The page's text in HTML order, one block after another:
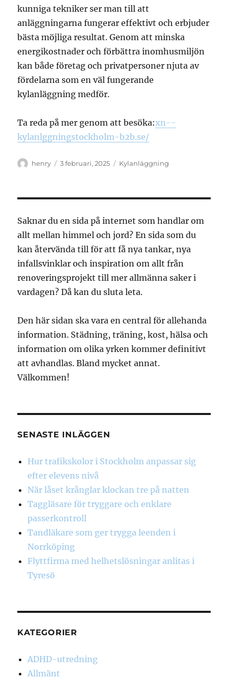
kunniga tekniker ser man till att
anläggningarna fungerar effektivt och erbjuder
bästa möjliga resultat. Genom att minska
energikostnader och förbättra inomhusmiljön
kan både företag och privatpersoner njuta av
fördelarna som en väl fungerande
kylanläggning medför.
Ta reda på mer genom att besöka:xn--
kylanlggningstockholm-b2b.se/
Författare
henry
Publicerat
3 februari, 2025 Kategorier
Kylanläggning
Saknar du en sida på internet som handlar om
allt mellan himmel och jord? En sida som du
kan återvända till för att få nya tankar, nya
infallsvinklar och inspiration om allt från
renoveringsprojekt till mer allmänna saker i
vardagen? Då kan du sluta leta.
Den här sidan ska vara en central för allehanda
information. Städning, träning, kost, hälsa och
information om olika yrken kommer definitivt
att avhandlas. Bland mycket annat.
Välkommen!
SENASTE INLÄGGEN
Hur trafikskolor i Stockholm anpassar sig
efter elevens nivå
När låset krånglar klockan tre på natten
Taggläsare för tryggare och enklare
passerkontroll
Tandläkare som ger trygga leenden i
Norrköping
Flyttfirma med helhetslösningar anlitas i
Tyresö
KATEGORIER
ADHD-utredning
Allmänt